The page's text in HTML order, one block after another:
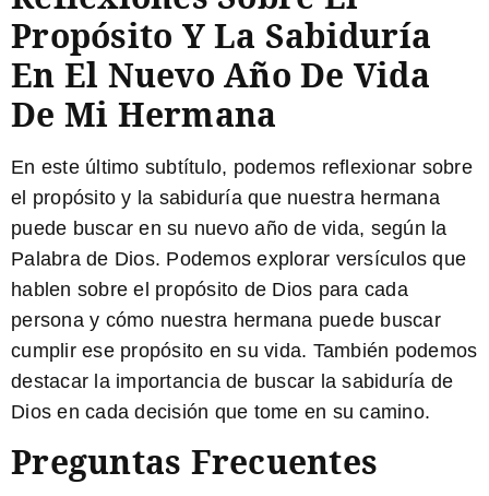
Propósito Y La Sabiduría
En El Nuevo Año De Vida
De Mi Hermana
En este último subtítulo, podemos reflexionar sobre
el propósito y la sabiduría que nuestra hermana
puede buscar en su nuevo año de vida, según la
Palabra de Dios. Podemos explorar versículos que
hablen sobre el propósito de Dios para cada
persona y cómo nuestra hermana puede buscar
cumplir ese propósito en su vida. También podemos
destacar la importancia de buscar la sabiduría de
Dios en cada decisión que tome en su camino.
Preguntas Frecuentes